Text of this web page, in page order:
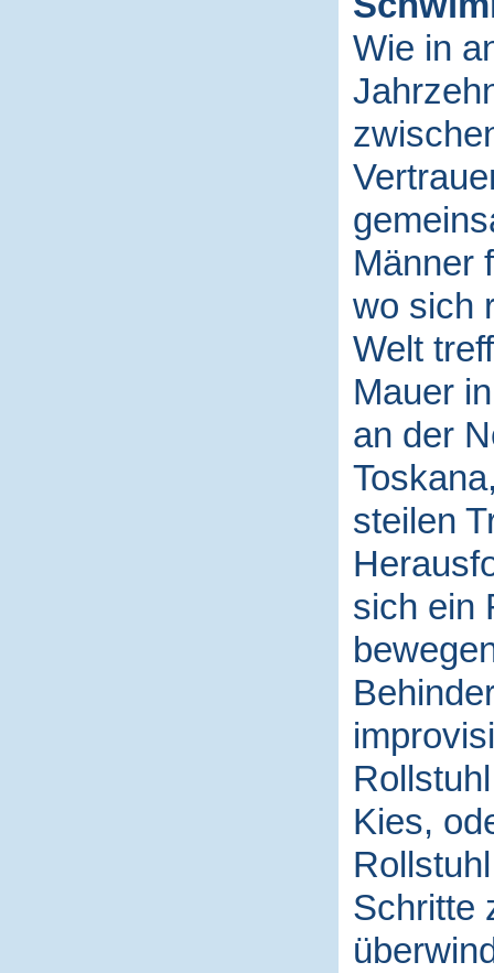
Wie in
Männer
wo sich
Welt
Mauer
an der
steilen
sich ein
Kies,
Schritte